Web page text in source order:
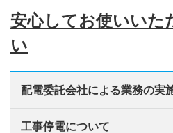
安心してお使いいた
い
配電委託会社による業務の実
工事停電について